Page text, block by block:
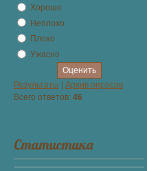
Хорошо
Неплохо
Плохо
Ужасно
Результаты
Архив опросов
Всего ответов: 46
Статистика